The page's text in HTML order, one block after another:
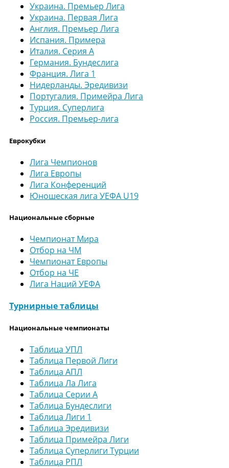
Украина. Премьер Лига
Украина. Первая Лига
Англия. Премьер Лига
Испания. Примера
Италия. Серия А
Германия. Бундеслига
Франция. Лига 1
Нидерланды. Эредивизи
Португалия. Примейра Лига
Турция. Суперлига
Россия. Премьер-лига
Еврокубки
Лига Чемпионов
Лига Европы
Лига Конференций
Юношеская лига УЕФА U19
Национальные сборные
Чемпионат Мира
Отбор на ЧМ
Чемпионат Европы
Отбор на ЧЕ
Лига Наций УЕФА
Турнирные таблицы
Национальные чемпионаты
Таблица УПЛ
Таблица Первой Лиги
Таблица АПЛ
Таблица Ла Лига
Таблица Серии А
Таблица Бундеслиги
Таблица Лиги 1
Таблица Эредивизи
Таблица Примейра Лиги
Таблица Суперлиги Турции
Таблица РПЛ